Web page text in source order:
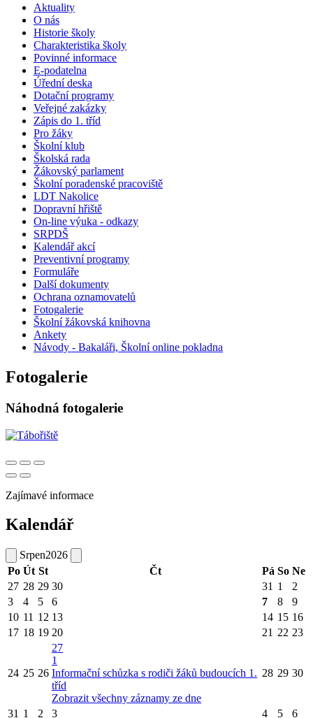
Aktuality
O nás
Historie školy
Charakteristika školy
Povinné informace
E-podatelna
Úřední deska
Dotační programy
Veřejné zakázky
Zápis do 1. tříd
Pro žáky
Školní klub
Školská rada
Žákovský parlament
Školní poradenské pracoviště
LDT Nakolice
Dopravní hřiště
On-line výuka - odkazy
SRPDŠ
Kalendář akcí
Preventivní programy
Formuláře
Další dokumenty
Ochrana oznamovatelů
Fotogalerie
Školní žákovská knihovna
Ankety
Návody - Bakaláři, Školní online pokladna
Fotogalerie
Náhodná fotogalerie
Zajímavé informace
Kalendář
Srpen2026
Po Út St Čt Pá So Ne
27 28 29 30 31 1
2
3
4 5 6 7 8
9
10 11 12 13 14 15 16
17 18 19 20 21 22 23
24 25 26
27
1
Informační schůzka s rodiči žáků budoucích 1.
tříd
Zobrazit všechny záznamy ze dne
28 29 30
31 1 2 3 4 5 6